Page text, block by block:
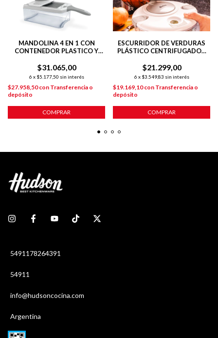
MANDOLINA 4 EN 1 CON
CONTENEDOR PLASTICO Y
$31.065,00
6 x $5.177,50 sin interés
$27.958,50con Transferencia o
depósito
COMPRAR
ESCURRIDOR DE VERDURAS
PLÁSTICO CENTRIFUGADOR
$21.299,00
6 x $3.549,83 sin interés
$19.169,10con Transferencia o
depósito
COMPRAR
5491178264391
54911
info@hudsoncocina.com
Argentina